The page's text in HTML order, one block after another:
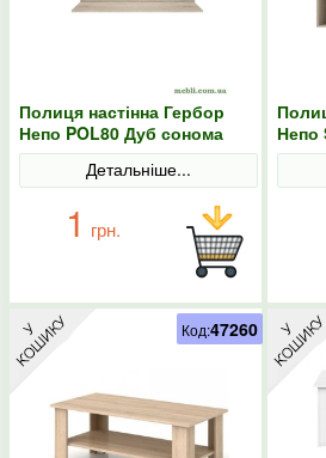
Полиця настінна Гербор
Непо POL80 Дуб сонома
Детальніше...
1 грн.
Непо
Код:47260